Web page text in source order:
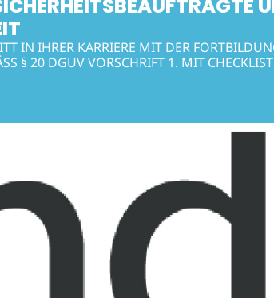
IN IHRER KARRIERE MIT DER
§ 20 DGUV VORSCHRIFT 1. MIT